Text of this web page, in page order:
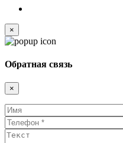
×
Обратная связь
×